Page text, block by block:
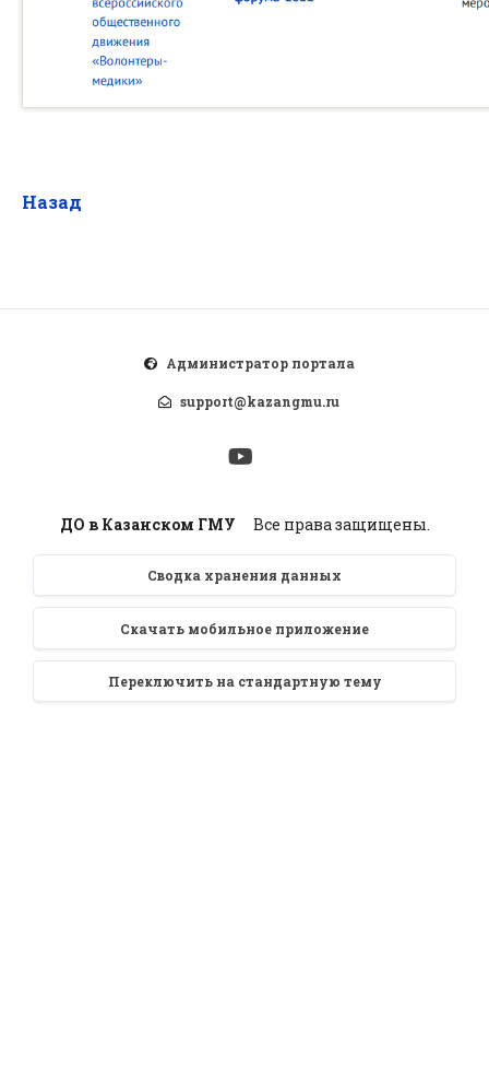
Назад
Администратор портала
support@kazangmu.ru
ДО в Казанском ГМУ Все права защищены.
Сводка хранения данных
Скачать мобильное приложение
Переключить на стандартную тему